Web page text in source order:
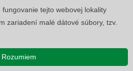
Otvorenej vlády majú informatívny
charakter.
Rozumiem
tejto webovej lokality
zariadení malé dátové súbory, tzv.